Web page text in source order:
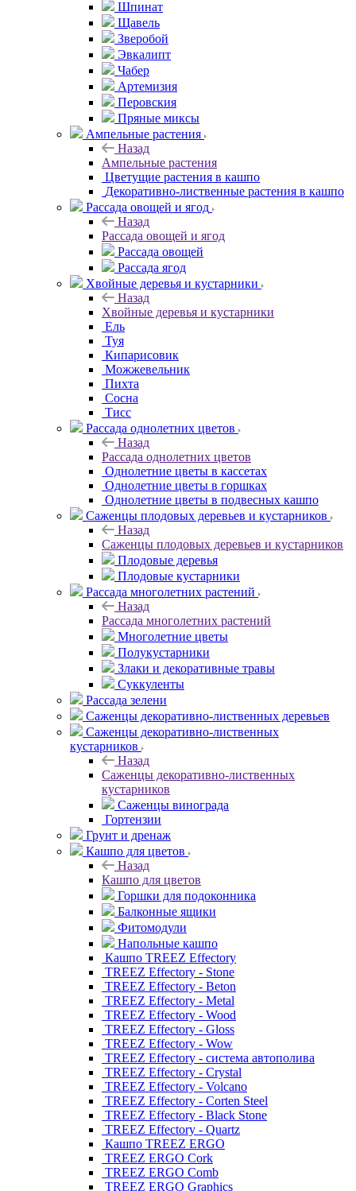
Шпинат
Щавель
Зверобой
Эвкалипт
Чабер
Артемизия
Перовския
Пряные миксы
Ампельные растения
Назад
Ампельные растения
Цветущие растения в кашпо
Декоративно-лиственные растения в кашпо
Рассада овощей и ягод
Назад
Рассада овощей и ягод
Рассада овощей
Рассада ягод
Хвойные деревья и кустарники
Назад
Хвойные деревья и кустарники
Ель
Туя
Кипарисовик
Можжевельник
Пихта
Сосна
Тисc
Рассада однолетних цветов
Назад
Рассада однолетних цветов
Однолетние цветы в кассетах
Однолетние цветы в горшках
Однолетние цветы в подвесных кашпо
Саженцы плодовых деревьев и кустарников
Назад
Саженцы плодовых деревьев и кустарников
Плодовые деревья
Плодовые кустарники
Рассада многолетних растений
Назад
Рассада многолетних растений
Многолетние цветы
Полукустарники
Злаки и декоративные травы
Суккуленты
Рассада зелени
Саженцы декоративно-лиственных деревьев
Саженцы декоративно-лиственных
кустарников
Назад
Саженцы декоративно-лиственных
кустарников
Саженцы винограда
Гортензии
Грунт и дренаж
Кашпо для цветов
Назад
Кашпо для цветов
Горшки для подоконника
Балконные ящики
Фитомодули
Напольные кашпо
Кашпо TREEZ Effectory
TREEZ Effectory - Stone
TREEZ Effectory - Beton
TREEZ Effectory - Metal
TREEZ Effectory - Wood
TREEZ Effectory - Gloss
TREEZ Effectory - Wow
TREEZ Effectory - система автополива
TREEZ Effectory - Crystal
TREEZ Effectory - Volcano
TREEZ Effectory - Corten Steel
TREEZ Effectory - Black Stone
TREEZ Effectory - Quartz
Кашпо TREEZ ERGO
TREEZ ERGO Cork
TREEZ ERGO Comb
TREEZ ERGO Graphics